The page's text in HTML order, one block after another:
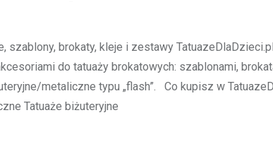
szablony, brokaty, kleje i zestawy
do tatuaży brokatowych: szablonami,
metaliczne typu „flash”. Co kupisz w
Tatuaże biżuteryjne